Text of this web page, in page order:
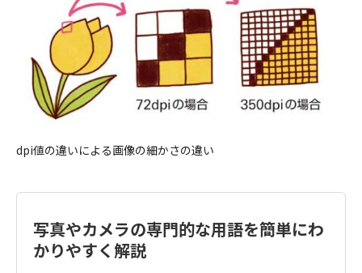
dpi値の違いによる画像の細かさの違い
写真やカメラの専門的な用語を簡単にわ
かりやすく解説